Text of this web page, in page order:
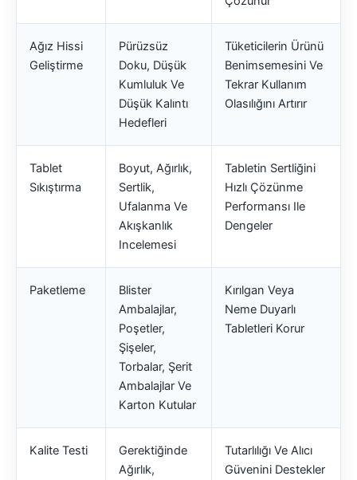
Ağız Hissi
Geliştirme
Pürüzsüz
Doku, Düşük
Kumluluk Ve
Düşük Kalıntı
Hedefleri
Tüketicilerin Ürünü
Benimsemesini Ve
Tekrar Kullanım
Olasılığını Artırır
Tablet
Sıkıştırma
Boyut, Ağırlık,
Sertlik,
Ufalanma Ve
Akışkanlık
Incelemesi
Tabletin Sertliğini
Hızlı Çözünme
Performansı Ile
Dengeler
Paketleme
Blister
Ambalajlar,
Poşetler,
Şişeler,
Torbalar, Şerit
Ambalajlar Ve
Karton Kutular
Kırılgan Veya
Neme Duyarlı
Tabletleri Korur
Kalite Testi
Gerektiğinde
Ağırlık,
Tutarlılığı Ve Alıcı
Güvenini Destekler